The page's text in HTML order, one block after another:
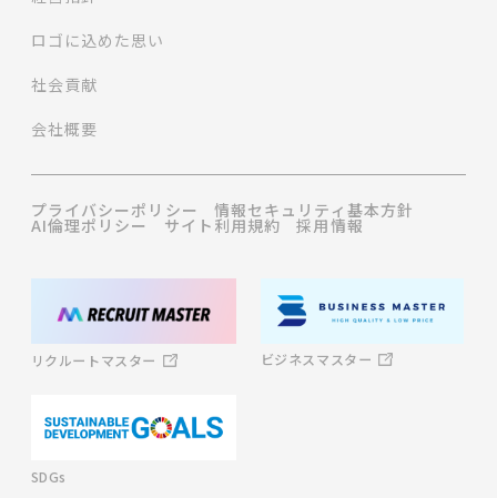
ロゴに込めた思い
社会貢献
会社概要
プライバシーポリシー 情報セキュリティ基本方針
AI倫理ポリシー サイト利用規約 採用情報
リクルートマスター ビジネスマスター
SDGs